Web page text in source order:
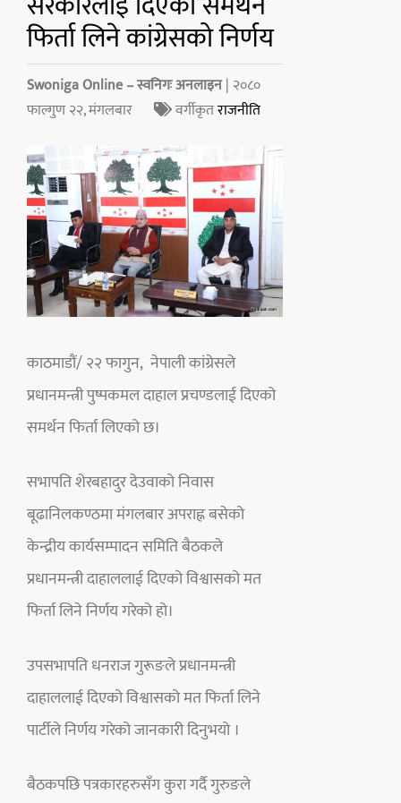
फिर्ता लिने कांग्रेसको निर्णय
Swoniga Online – स्वनिगः अनलाइन| २०८०
फाल्गुण २२, मंगलबार
वर्गीकृतराजनीति
काठमाडौं/ २२ फागुन, नेपाली कांग्रेसले
प्रधानमन्त्री पुष्पकमल दाहाल प्रचण्डलाई दिएको
समर्थन फिर्ता लिएको छ।
सभापति शेरबहादुर देउवाको निवास
बूढानिलकण्ठमा मंगलबार अपराह्न बसेको
केन्द्रीय कार्यसम्पादन समिति बैठकले
प्रधानमन्त्री दाहाललाई दिएको विश्वासको मत
फिर्ता लिने निर्णय गरेको हो।
उपसभापति धनराज गुरूङले प्रधानमन्त्री
दाहाललाई दिएको विश्वासको मत फिर्ता लिने
पार्टीले निर्णय गरेको जानकारी दिनुभयो ।
बैठकपछि पत्रकारहरुसँग कुरा गर्दै गुरुङले